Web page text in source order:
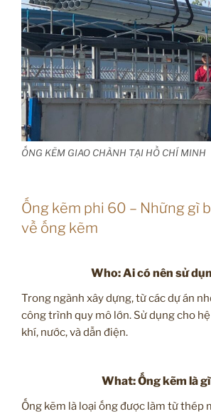
ỐNG KẼM GIAO CHÀNH TẠI HỒ CHÍ MINH
Ống kẽm phi 60 – Những gì
về ống kẽm
Who: Ai có nên sử
Trong ngành xây dựng, từ các dự án
công trình quy mô lớn. Sử dụng cho
khí, nước, và dẫn điện.
What: Ống kẽm là
Ống kẽm là loại ống được làm từ thép